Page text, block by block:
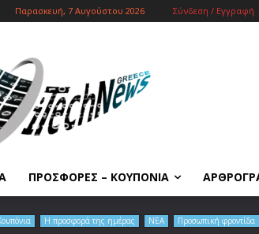
Παρασκευή, 7 Αυγούστου 2026 Σύνδεση / Εγγραφή
ΠΡΟΣΦΟΡΕΣ – ΚΟΥΠΟΝΙΑ
Η προσφορά της ημέρας ΝΕΑ Προσωπική φροντίδα